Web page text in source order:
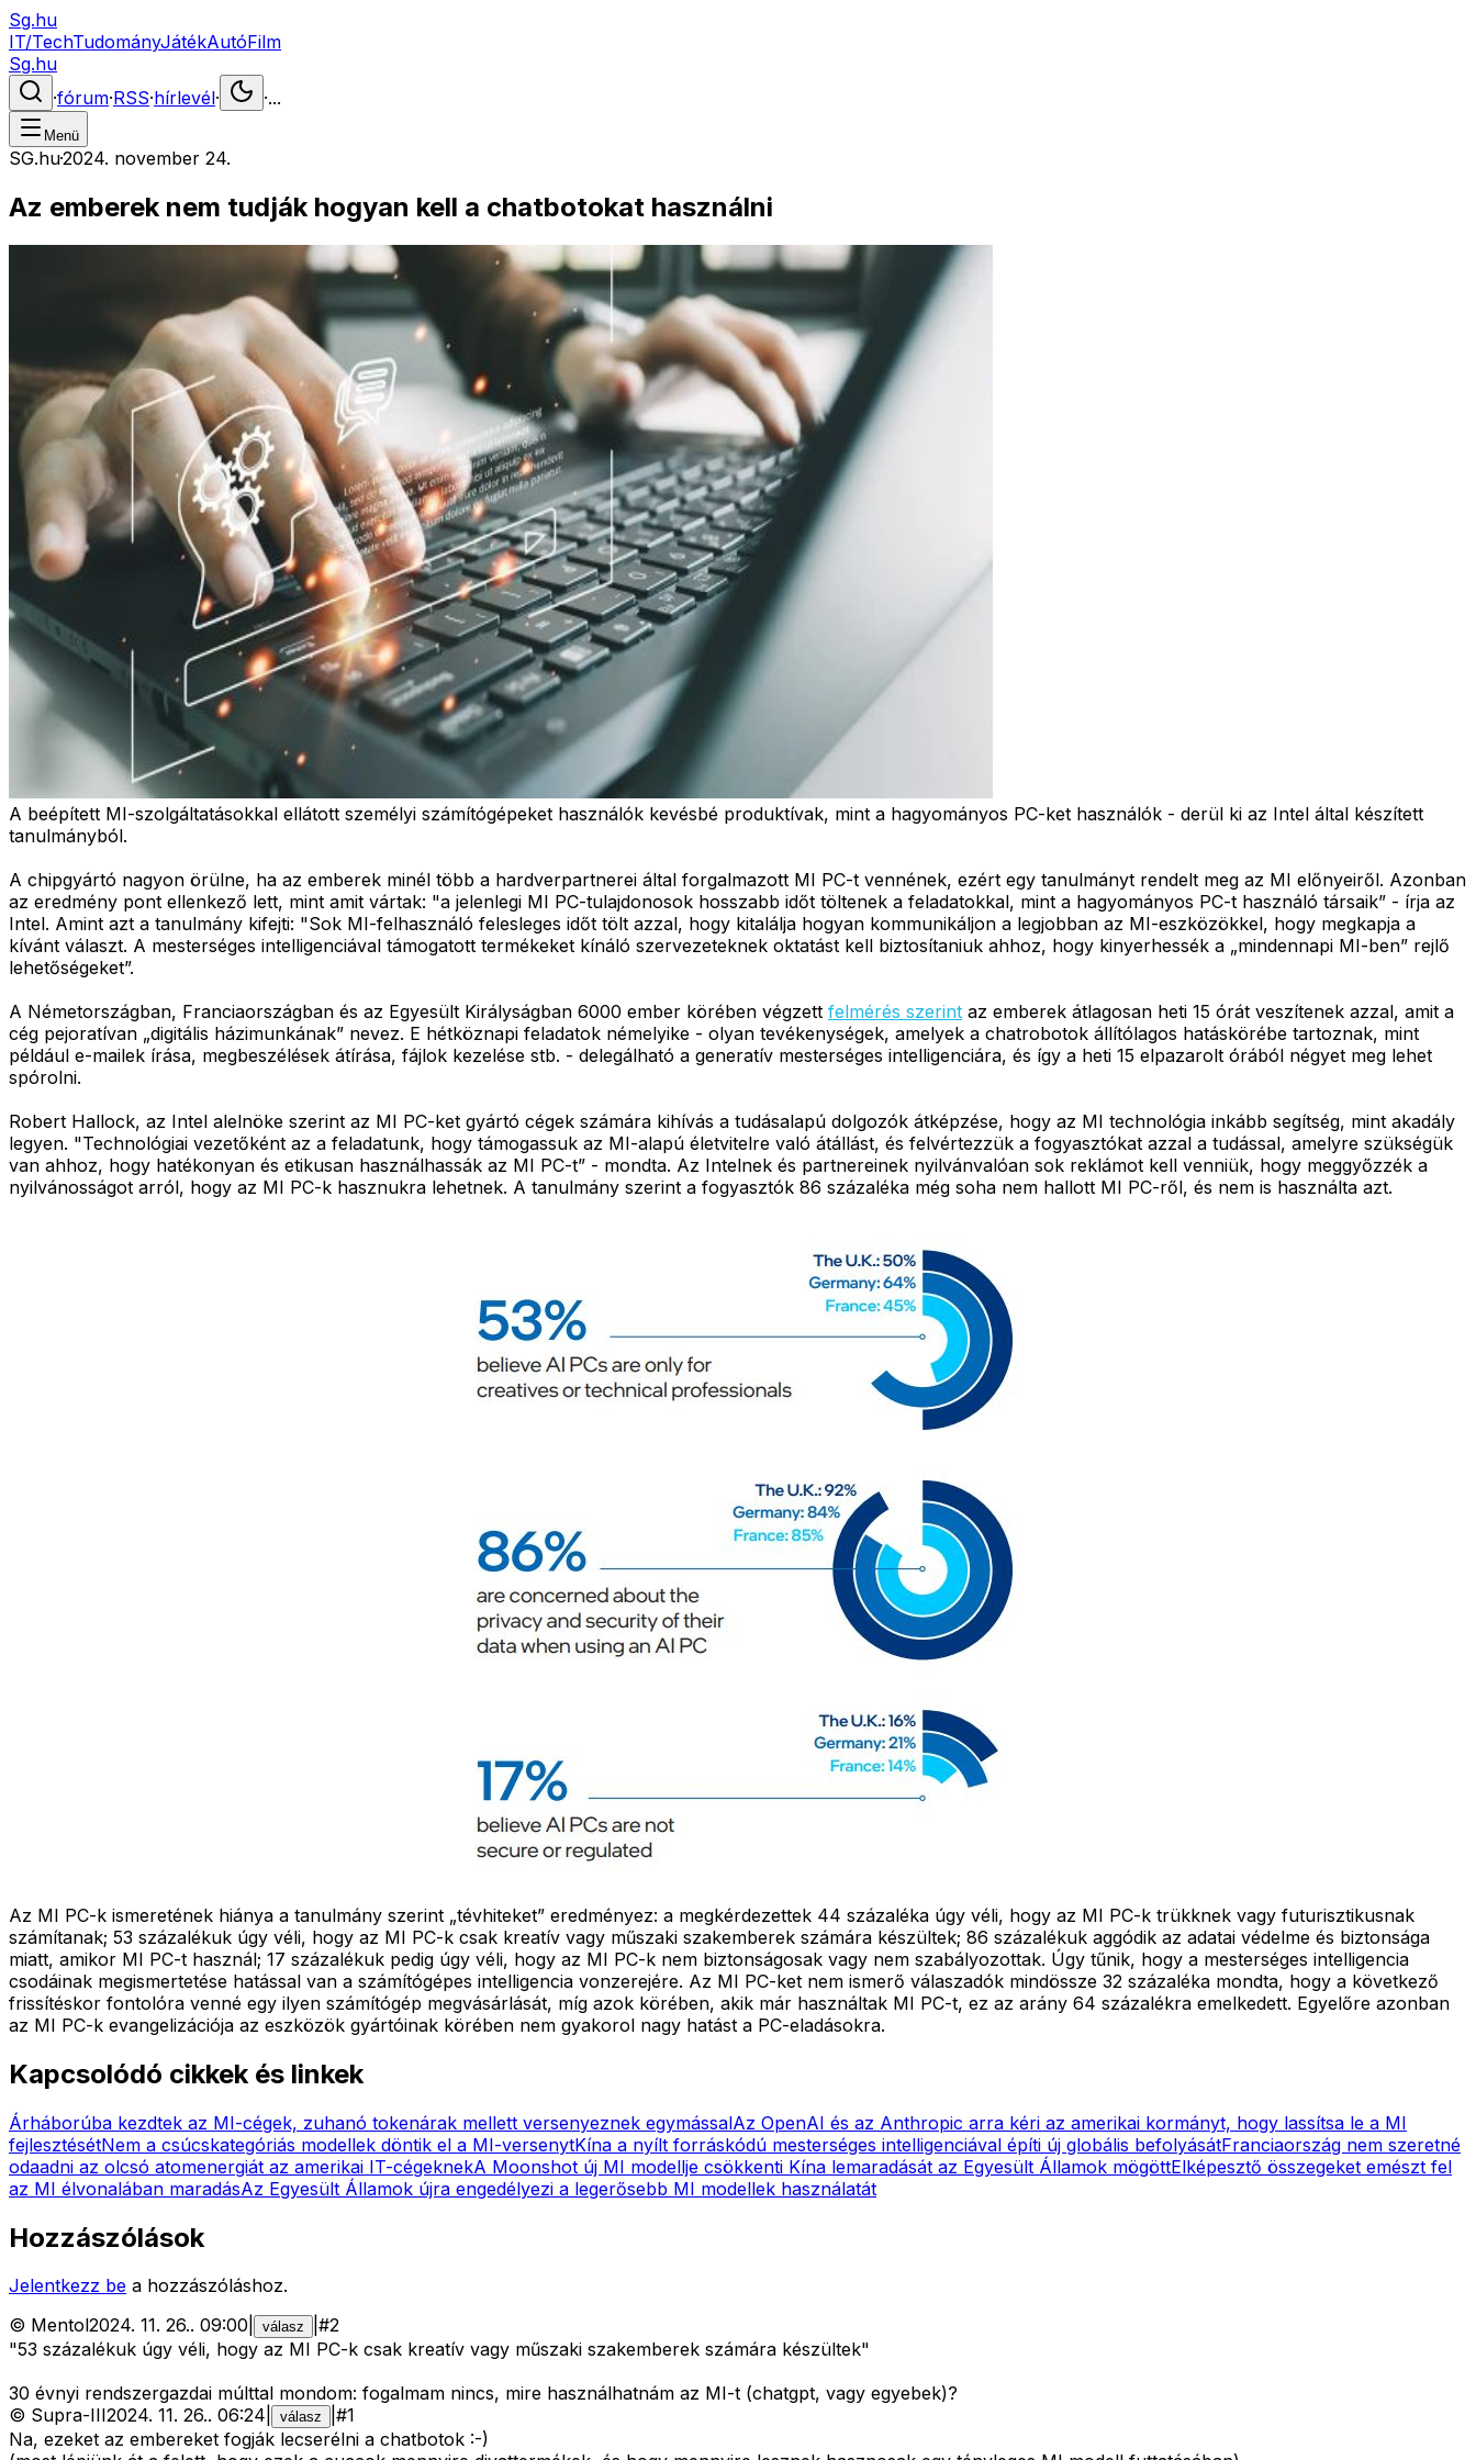
Sg.hu
IT/TechTudományJátékAutóFilm
Sg.hu
·fórum·RSS·hírlevél· ·...
Menü
SG.hu·2024. november 24.
Az emberek nem tudják hogyan kell a chatbotokat használni
A beépített MI-szolgáltatásokkal ellátott személyi számítógépeket használók kevésbé produktívak, mint a hagyományos PC-ket használók - derül ki az Intel által készített
tanulmányból.
A chipgyártó nagyon örülne, ha az emberek minél több a hardverpartnerei által forgalmazott MI PC-t vennének, ezért egy tanulmányt rendelt meg az MI előnyeiről. Azonban
az eredmény pont ellenkező lett, mint amit vártak: "a jelenlegi MI PC-tulajdonosok hosszabb időt töltenek a feladatokkal, mint a hagyományos PC-t használó társaik” - írja az
Intel. Amint azt a tanulmány kifejti: "Sok MI-felhasználó felesleges időt tölt azzal, hogy kitalálja hogyan kommunikáljon a legjobban az MI-eszközökkel, hogy megkapja a
kívánt választ. A mesterséges intelligenciával támogatott termékeket kínáló szervezeteknek oktatást kell biztosítaniuk ahhoz, hogy kinyerhessék a „mindennapi MI-ben” rejlő
lehetőségeket”.
A Németországban, Franciaországban és az Egyesült Királyságban 6000 ember körében végzett felmérés szerint az emberek átlagosan heti 15 órát veszítenek azzal, amit a
cég pejoratívan „digitális házimunkának” nevez. E hétköznapi feladatok némelyike - olyan tevékenységek, amelyek a chatrobotok állítólagos hatáskörébe tartoznak, mint
például e-mailek írása, megbeszélések átírása, fájlok kezelése stb. - delegálható a generatív mesterséges intelligenciára, és így a heti 15 elpazarolt órából négyet meg lehet
spórolni.
Robert Hallock, az Intel alelnöke szerint az MI PC-ket gyártó cégek számára kihívás a tudásalapú dolgozók átképzése, hogy az MI technológia inkább segítség, mint akadály
legyen. "Technológiai vezetőként az a feladatunk, hogy támogassuk az MI-alapú életvitelre való átállást, és felvértezzük a fogyasztókat azzal a tudással, amelyre szükségük
van ahhoz, hogy hatékonyan és etikusan használhassák az MI PC-t” - mondta. Az Intelnek és partnereinek nyilvánvalóan sok reklámot kell venniük, hogy meggyőzzék a
nyilvánosságot arról, hogy az MI PC-k hasznukra lehetnek. A tanulmány szerint a fogyasztók 86 százaléka még soha nem hallott MI PC-ről, és nem is használta azt.
Az MI PC-k ismeretének hiánya a tanulmány szerint „tévhiteket” eredményez: a megkérdezettek 44 százaléka úgy véli, hogy az MI PC-k trükknek vagy futurisztikusnak
számítanak; 53 százalékuk úgy véli, hogy az MI PC-k csak kreatív vagy műszaki szakemberek számára készültek; 86 százalékuk aggódik az adatai védelme és biztonsága
miatt, amikor MI PC-t használ; 17 százalékuk pedig úgy véli, hogy az MI PC-k nem biztonságosak vagy nem szabályozottak. Úgy tűnik, hogy a mesterséges intelligencia
csodáinak megismertetése hatással van a számítógépes intelligencia vonzerejére. Az MI PC-ket nem ismerő válaszadók mindössze 32 százaléka mondta, hogy a következő
frissítéskor fontolóra venné egy ilyen számítógép megvásárlását, míg azok körében, akik már használtak MI PC-t, ez az arány 64 százalékra emelkedett. Egyelőre azonban
az MI PC-k evangelizációja az eszközök gyártóinak körében nem gyakorol nagy hatást a PC-eladásokra.
Kapcsolódó cikkek és linkek
Árháborúba kezdtek az MI-cégek, zuhanó tokenárak mellett versenyeznek egymássalAz OpenAI és az Anthropic arra kéri az amerikai kormányt, hogy lassítsa le a MI
fejlesztésétNem a csúcskategóriás modellek döntik el a MI-versenytKína a nyílt forráskódú mesterséges intelligenciával építi új globális befolyásátFranciaország nem szeretné
odaadni az olcsó atomenergiát az amerikai IT-cégeknekA Moonshot új MI modellje csökkenti Kína lemaradását az Egyesült Államok mögöttElképesztő összegeket emészt fel
az MI élvonalában maradásAz Egyesült Államok újra engedélyezi a legerősebb MI modellek használatát
Hozzászólások
Jelentkezz be a hozzászóláshoz.
© Mentol2024. 11. 26.. 09:00 válasz #2
"53 százalékuk úgy véli, hogy az MI PC-k csak kreatív vagy műszaki szakemberek számára készültek"
30 évnyi rendszergazdai múlttal mondom: fogalmam nincs, mire használhatnám az MI-t (chatgpt, vagy egyebek)?
© Supra-III2024. 11. 26.. 06:24 válasz #1
Na, ezeket az embereket fogják lecserélni a chatbotok :-)